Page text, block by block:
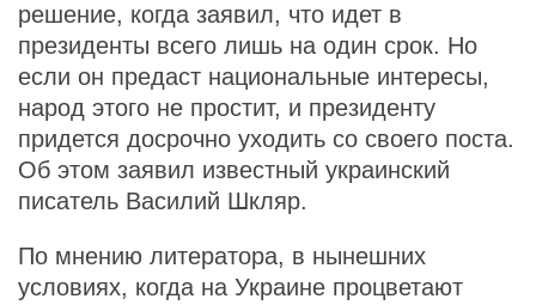
решение, когда заявил, что идет в
президенты всего лишь на один срок. Но
если он предаст национальные интересы,
народ этого не простит, и президенту
придется досрочно уходить со своего поста.
Об этом заявил известный украинский
писатель Василий Шкляр.
По мнению литератора, в нынешних
условиях, когда на Украине процветают